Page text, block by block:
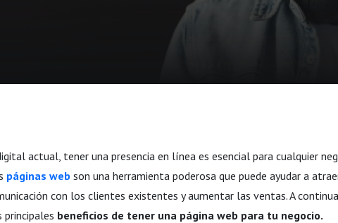
actual, tener una presencia en línea es esencial para cualquier
páginas web son una herramienta poderosa que puede ayudar a
con los clientes existentes y aumentar las ventas. A
principales beneficios de tener una página web para tu negocio.